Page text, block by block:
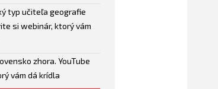
typ učiteľa geografie
si webinár, ktorý vám
zhora. YouTube
vám dá krídla